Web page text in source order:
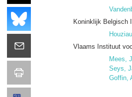
Koninklijk Belgisch
Vlaams Instituut
Mees,
Seys,
Goffin,